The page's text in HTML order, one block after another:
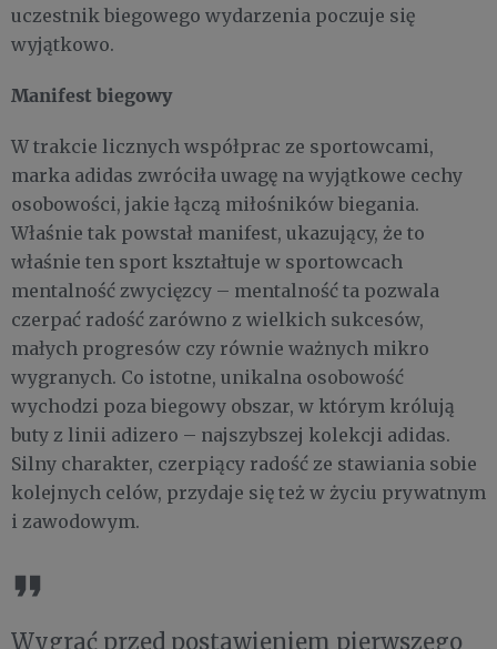
uczestnik biegowego wydarzenia poczuje się
wyjątkowo.
Manifest biegowy
W trakcie licznych współprac ze sportowcami,
marka adidas zwróciła uwagę na wyjątkowe cechy
osobowości, jakie łączą miłośników biegania.
Właśnie tak powstał manifest, ukazujący, że to
właśnie ten sport kształtuje w sportowcach
mentalność zwycięzcy – mentalność ta pozwala
czerpać radość zarówno z wielkich sukcesów,
małych progresów czy równie ważnych mikro
wygranych. Co istotne, unikalna osobowość
wychodzi poza biegowy obszar, w którym królują
buty z linii adizero – najszybszej kolekcji adidas.
Silny charakter, czerpiący radość ze stawiania sobie
kolejnych celów, przydaje się też w życiu prywatnym
i zawodowym.
Wygrać przed postawieniem pierwszego